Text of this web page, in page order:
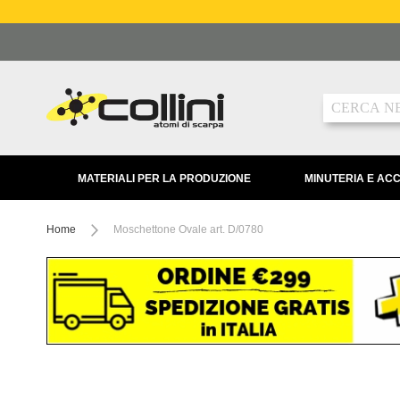
al
Ricerca
MATERIALI PER LA PRODUZIONE MINUTERIA E
Home Moschettone Ovale art. D/0780